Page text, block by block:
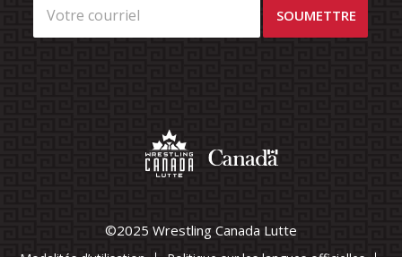
©2025 Wrestling Canada Lutte